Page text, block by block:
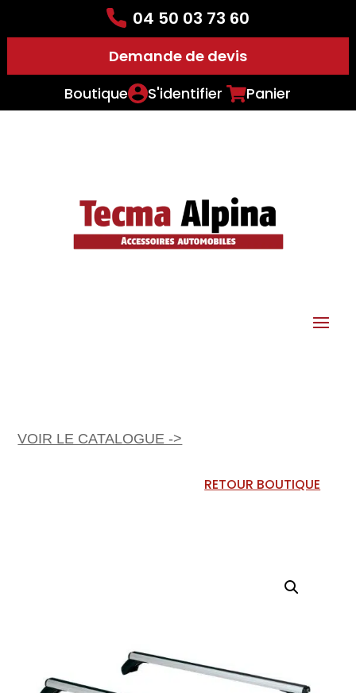
04 50 03 73 60
Demande de devis
Boutique
S'identifier Panier
VOIR LE CATALOGUE ->
RETOUR BOUTIQUE